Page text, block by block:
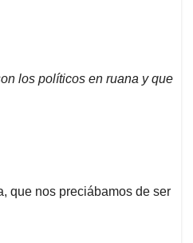
los políticos en ruana y que
que nos preciábamos de ser